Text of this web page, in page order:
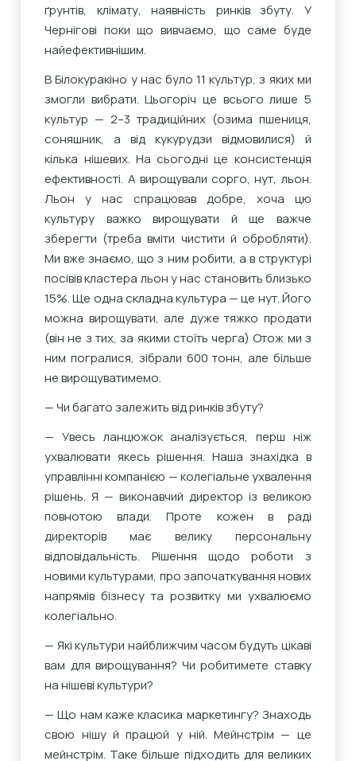
ґрунтів, клімату, наявність ринків збуту. У
Чернігові поки що вивчаємо, що саме буде
найефективнішим.
В Білокуракіно у нас було 11 культур, з яких ми
змогли вибрати. Цьогоріч це всього лише 5
культур — 2–3 традиційних (озима пшениця,
соняшник, а від кукурудзи відмовилися) й
кілька нішевих. На сьогодні це консистенція
ефективності. А вирощували сорго, нут, льон.
Льон у нас спрацював добре, хоча цю
культуру важко вирощувати й ще важче
зберегти (треба вміти чистити й обробляти).
Ми вже знаємо, що з ним робити, а в структурі
посівів кластера льон у нас становить близько
15%. Ще одна складна культура — це нут. Його
можна вирощувати, але дуже тяжко продати
(він не з тих, за якими стоїть черга) Отож ми з
ним погралися, зібрали 600 тонн, але більше
не вирощуватимемо.
— Чи багато залежить від ринків збуту?
— Увесь ланцюжок аналізується, перш ніж
ухвалювати якесь рішення. Наша знахідка в
управлінні компанією — колегіальне ухвалення
рішень. Я — виконавчий директор із великою
повнотою влади. Проте кожен в раді
директорів має велику персональну
відповідальність. Рішення щодо роботи з
новими культурами, про започаткування нових
напрямів бізнесу та розвитку ми ухвалюємо
колегіально.
— Які культури найближчим часом будуть цікаві
вам для вирощування? Чи робитимете ставку
на нішеві культури?
— Що нам каже класика маркетингу? Знаходь
свою нішу й працюй у ній. Мейнстрім — це
мейнстрім. Таке більше підходить для великих